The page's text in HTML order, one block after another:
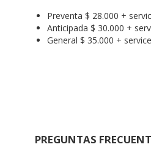
Preventa $ 28.000 +
Anticipada $ 30.000 +
General $ 35.000 +
PREGUNTAS